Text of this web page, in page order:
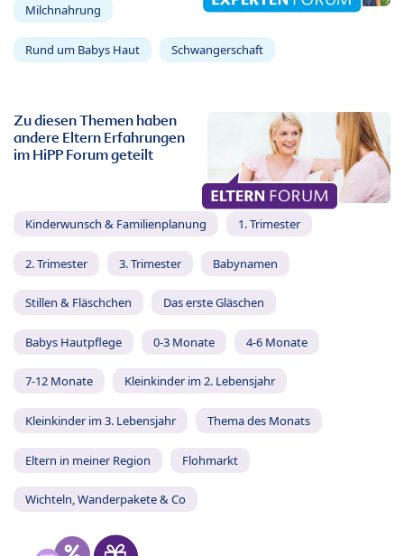
Milchnahrung
Rund um Babys Haut Schwangerschaft
Zu diesen Themen haben
andere Eltern Erfahrungen
im HiPP Forum geteilt
Kinderwunsch & Familienplanung 1. Trimester
2. Trimester 3. Trimester Babynamen
Stillen & Fläschchen Das erste Gläschen
Babys Hautpflege 0-3 Monate 4-6 Monate
7-12 Monate Kleinkinder im 2. Lebensjahr
Kleinkinder im 3. Lebensjahr Thema des Monats
Eltern in meiner Region Flohmarkt
Wichteln, Wanderpakete & Co